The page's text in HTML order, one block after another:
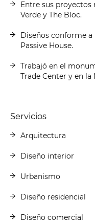
Entre sus proyectos
Verde y The Bloc.
Diseños conforme
Passive House.
Trabajó en el
Trade Center y en
Servicios
Arquitectura
Diseño interior
Urbanismo
Diseño residencial
Diseño comercial